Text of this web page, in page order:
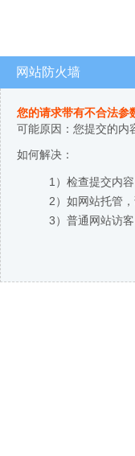
网站防火墙
您的请求带有不合法参
可能原因：您提交的内
如何解决：
1）检查提交内容
2）如网站托管
3）普通网站访